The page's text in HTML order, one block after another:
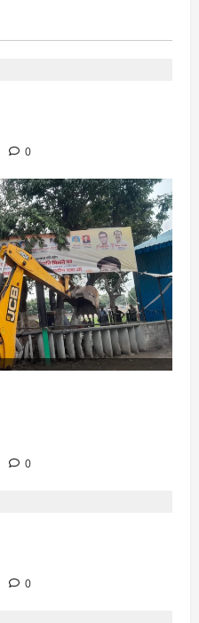
0
0
0